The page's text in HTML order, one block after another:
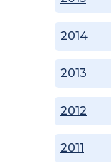
2011
2012
2013
2014